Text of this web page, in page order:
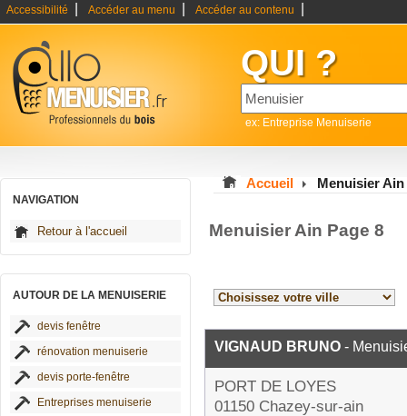
Accessibilité Accéder au menu Accéder au contenu
QUI ?
ex: Entreprise Menuiserie
NAVIGATION
Retour à l'accueil
AUTOUR DE LA MENUISERIE
devis fenêtre
rénovation menuiserie
devis porte-fenêtre
Entreprises menuiserie
Accueil Menuisier Ain
Menuisier Ain Page 8
VIGNAUD BRUNO -
PORT DE LOYES
01150 Chazey-sur-ain